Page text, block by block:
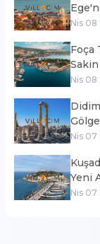
Nis
Foça
Sakin
Nis
Nis
Yeni
Nis